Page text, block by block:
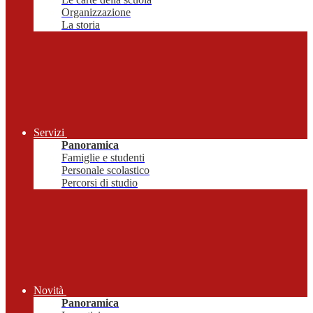
Organizzazione
La storia
Servizi
Panoramica
Famiglie e studenti
Personale scolastico
Percorsi di studio
Novità
Panoramica